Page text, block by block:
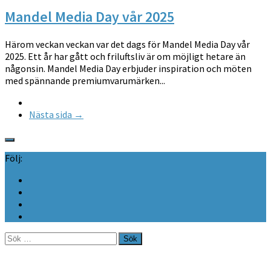
Mandel Media Day vår 2025
Härom veckan veckan var det dags för Mandel Media Day vår
2025. Ett år har gått och friluftsliv är om möjligt hetare än
någonsin. Mandel Media Day erbjuder inspiration och möten
med spännande premiumvarumärken...
Nästa sida →
Följ:
Sök